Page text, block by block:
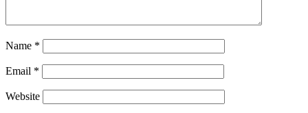
Name *
Email *
Website